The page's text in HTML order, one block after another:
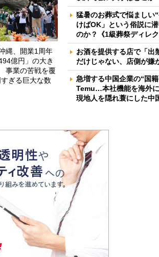
縄、開業1周年
億円」の大き
事業の苦戦を覆
ぎる巨大な数
猛暑のお葬式で悩まし
けばOK」という俗説に
のか？《1級葬祭ディレク
お酒を提供する店で「
だけじゃない、店側が嫌
急増する中国企業の“国
Temu…本社機能を海外
現地人を隠れ蓑にした中